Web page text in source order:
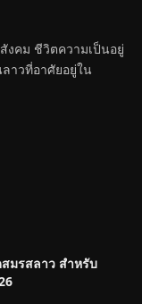
งคม ชีวิตความเป็นอยู่
าวที่อาศัยอยู่ใน
มรสลาว สำหรับ